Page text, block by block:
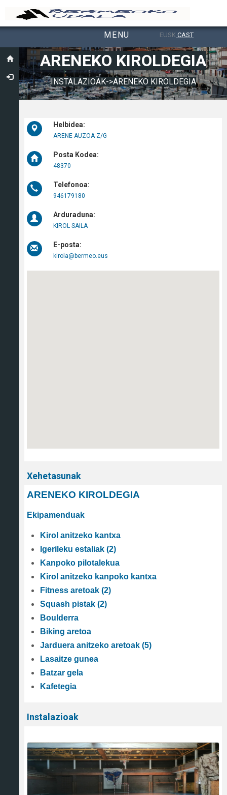
MENU EUSK CAST
ARENEKO KIROLDEGIA
INSTALAZIOAK->ARENEKO KIROLDEGIA
Helbidea:
ARENE AUZOA Z/G
Posta Kodea:
48370
Telefonoa:
946179180
Arduraduna:
KIROL SAILA
E-posta:
kirola@bermeo.eus
Xehetasunak
ARENEKO KIROLDEGIA
Ekipamenduak
Kirol anitzeko kantxa
Igerileku estaliak (2)
Kanpoko pilotalekua
Kirol anitzeko kanpoko kantxa
Fitness aretoak (2)
Squash pistak (2)
Boulderra
Biking aretoa
Jarduera anitzeko aretoak (5)
Lasaitze gunea
Batzar gela
Kafetegia
Instalazioak